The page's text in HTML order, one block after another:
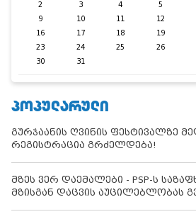
2
3 4 5
9
10 11 12
16
17 18 19
23
24 25 26
30
31
ᲞᲝᲞᲣᲚᲐᲠᲣᲚᲘ
გურჯაანის ღვინის ფესტივალზე
რეგისტრაცია გრძელდება!
მზეს ვერ დაემალები - PSP-ს
მზისგან დაცვის აუცილებლობას